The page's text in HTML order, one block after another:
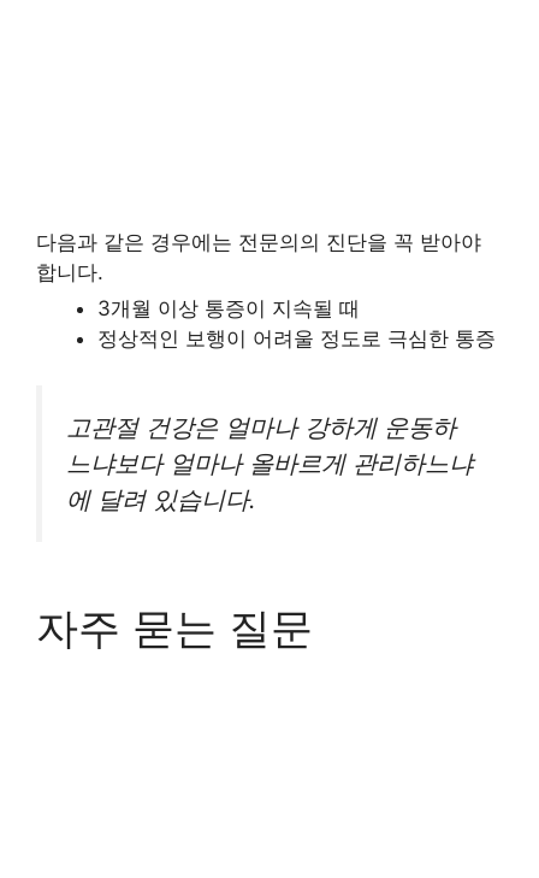
다음과 같은 경우에는 전문의의 진단을 꼭 받아야
합니다.
3개월 이상 통증이 지속될 때
정상적인 보행이 어려울 정도로 극심한 통증
고관절 건강은 얼마나 강하게 운동하
느냐보다 얼마나 올바르게 관리하느냐
에 달려 있습니다.
자주 묻는 질문